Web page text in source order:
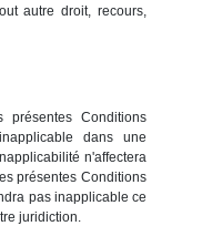
autre droit, recours,
Conditions
dans une
n'affectera
présentes Conditions
pas inapplicable ce
juridiction.